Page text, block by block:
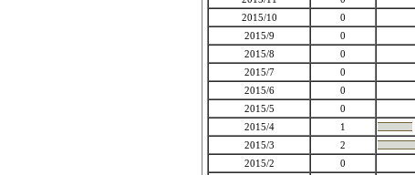
2015/10
0
2015/9
0
2015/8
0
2015/7
0
2015/6
0
2015/5
0
2015/4
1
2015/3
2
2015/2
0